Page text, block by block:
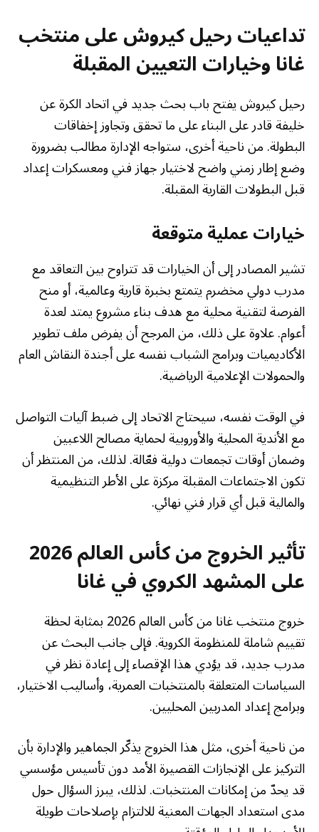
تداعيات رحيل كيروش على منتخب
غانا وخيارات التعيين المقبلة
رحيل كيروش يفتح باب بحث جديد في اتحاد الكرة عن
خليفة قادر على البناء على ما تحقق وتجاوز إخفاقات
البطولة. من ناحية أخرى، ستواجه الإدارة مطالب بضرورة
وضع إطار زمني واضح لاختيار جهاز فني ومعسكرات إعداد
قبل البطولات القارية المقبلة.
خيارات عملية متوقعة
تشير المصادر إلى أن الخيارات قد تتراوح بين التعاقد مع
مدرب دولي مخضرم يتمتع بخبرة قارية وعالمية، أو منح
الفرصة لتقنية محلية مع هدف بناء مشروع يمتد لعدة
أعوام. علاوة على ذلك، من المرجح أن يفرض ملف تطوير
الأكاديميات وبرامج الشباب نفسه على أجندة النقاش العام
والحمولات الإعلامية الرياضية.
في الوقت نفسه، سيحتاج الاتحاد إلى ضبط آليات التواصل
مع الأندية المحلية والأوروبية لحماية مصالح اللاعبين
وضمان أوقات تجمعات دولية فعّالة. لذلك، من المنتظر أن
تكون الاجتماعات المقبلة مركزة على الأطر التنظيمية
والمالية قبل أي قرار فني نهائي.
تأثير الخروج من كأس العالم 2026
على المشهد الكروي في غانا
خروج منتخب غانا من كأس العالم 2026 بمثابة لحظة
تقييم شاملة للمنظومة الكروية. فإلى جانب البحث عن
مدرب جديد، قد يؤدي هذا الإقصاء إلى إعادة نظر في
السياسات المتعلقة بالمنتخبات العمرية، وأساليب الاختيار،
وبرامج إعداد المدربين المحليين.
من ناحية أخرى، مثل هذا الخروج يذكّر الجماهير والإدارة بأن
التركيز على الإنجازات القصيرة الأمد دون تأسيس مؤسسي
قد يحدّ من إمكانات المنتخبات. لذلك، يبرز السؤال حول
مدى استعداد الجهات المعنية للالتزام بإصلاحات طويلة